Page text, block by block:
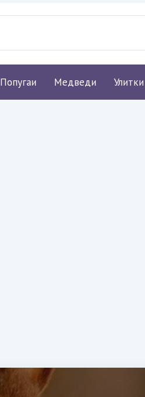
Попугаи Медведи Улитки